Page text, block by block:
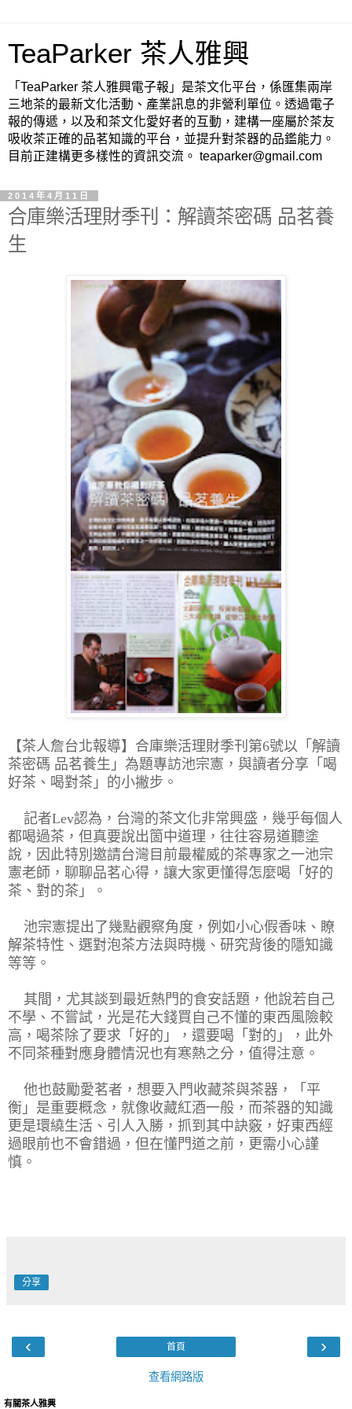
TeaParker 茶人雅興
「TeaParker 茶人雅興電子報」是茶文化平台，係匯集兩岸
三地茶的最新文化活動、產業訊息的非營利單位。透過電子
報的傳遞，以及和茶文化愛好者的互動，建構一座屬於茶友
吸收茶正確的品茗知識的平台，並提升對茶器的品鑑能力。
目前正建構更多樣性的資訊交流。 teaparker@gmail.com
2014年4月11日
合庫樂活理財季刊：解讀茶密碼 品茗養
生
【茶人詹台北報導】 合庫樂活理財季刊第6號以 「 解讀
茶密碼 品茗養生」為題專訪池宗憲，與讀者分享「喝
好茶、喝對茶」的小撇步。
記者Lev認為，台灣的茶文化非常興盛，幾乎每個人
都喝過茶，但真要說出箇中道理，往往容易道聽塗
說，因此特別邀請台灣目前最權威的茶專家之一池宗
憲老師，聊聊品茗心得，讓大家更懂得怎麼喝「好的
茶、對的茶」。
池宗憲提出了幾點觀察角度，例如小心假香味、瞭
解茶特性、選對泡茶方法與時機、研究背後的隱知識
等等。
其間，尤其談到最近熱門的食安話題，他說若自己
不學、不嘗試，光是花大錢買自己不懂的東西風險較
高，喝茶除了要求「好的」，還要喝「對的」，此外
不同茶種對應身體情況也有寒熱之分，值得注意。
他也鼓勵愛茗者，想要入門收藏茶與茶器，「平
衡」是重要概念，就像收藏紅酒一般，而茶器的知識
更是環繞生活、引人入勝，抓到其中訣竅，好東西經
過眼前也不會錯過，但在懂門道之前，更需小心謹
慎。
分享
‹ ›
首頁
查看網路版
有關茶人雅興